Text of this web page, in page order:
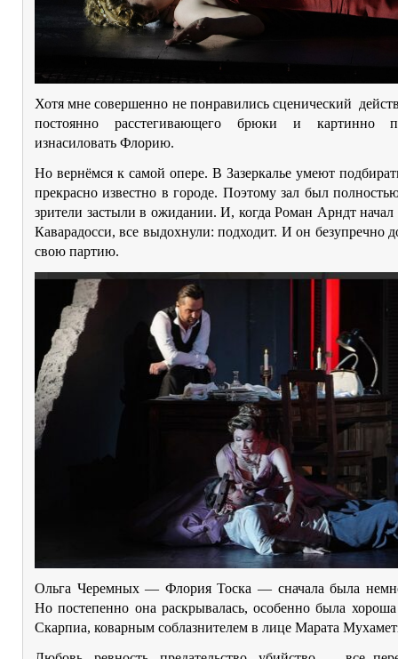
Хотя мне совершенно не понравились сценический
постоянно расстегивающего брюки и картинно
изнасиловать Флорию.
Но вернёмся к самой опере. В Зазеркалье умеют
прекрасно известно в городе. Поэтому зал был
зрители застыли в ожидании. И, когда Роман Арндт
Каварадосси, все выдохнули: подходит. И он безупречно
свою партию.
Ольга Черемных — Флория Тоска — сначала была
Но постепенно она раскрывалась, особенно была
Скарпиа, коварным соблазнителем в лице Марата